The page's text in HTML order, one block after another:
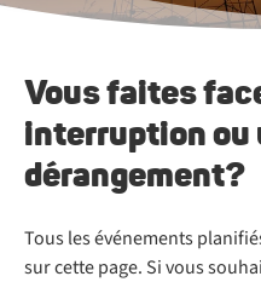
Vous faites
interruption ou
dérangement?
Tous les événements
sur cette page. Si vous